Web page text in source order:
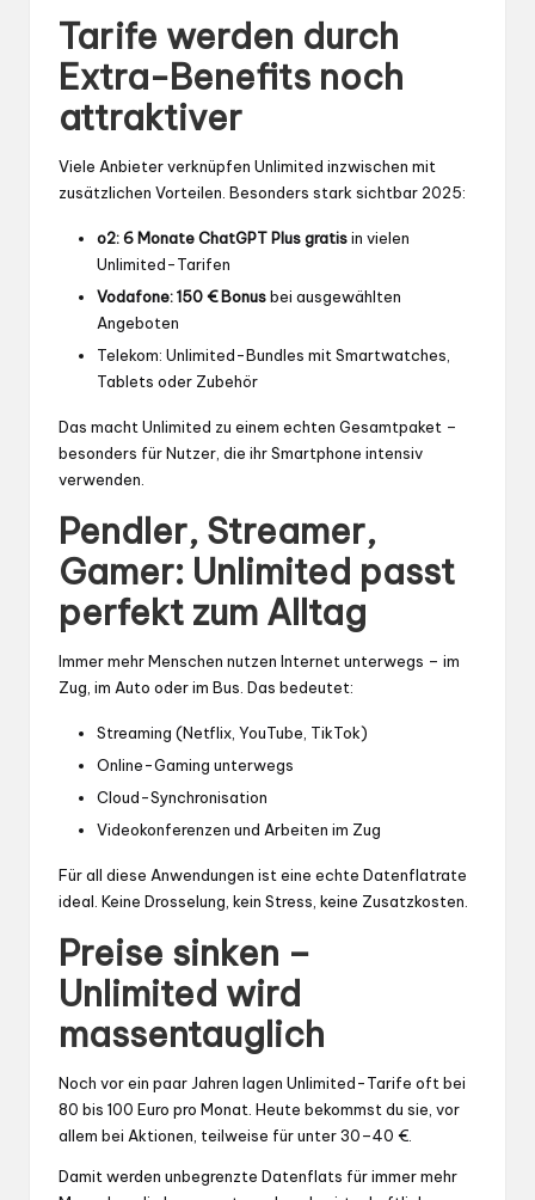
Tarife werden durch
Extra-Benefits noch
attraktiver
Viele Anbieter verknüpfen Unlimited inzwischen mit
zusätzlichen Vorteilen. Besonders stark sichtbar 2025:
o2: 6 Monate ChatGPT Plus gratisin vielen
Unlimited-Tarifen
Vodafone: 150 € Bonusbei ausgewählten
Angeboten
Telekom: Unlimited-Bundles mit Smartwatches,
Tablets oder Zubehör
Das macht Unlimited zu einem echten Gesamtpaket –
besonders für Nutzer, die ihr Smartphone intensiv
verwenden.
Pendler, Streamer,
Gamer: Unlimited passt
perfekt zum Alltag
Immer mehr Menschen nutzen Internet unterwegs – im
Zug, im Auto oder im Bus. Das bedeutet:
Streaming (Netflix, YouTube, TikTok)
Online-Gaming unterwegs
Cloud-Synchronisation
Videokonferenzen und Arbeiten im Zug
Für all diese Anwendungen ist eine echte Datenflatrate
ideal. Keine Drosselung, kein Stress, keine Zusatzkosten.
Preise sinken –
Unlimited wird
massentauglich
Noch vor ein paar Jahren lagen Unlimited-Tarife oft bei
80 bis 100 Euro pro Monat. Heute bekommst du sie, vor
allem bei Aktionen, teilweise für unter 30–40 €.
Damit werden unbegrenzte Datenflats für immer mehr